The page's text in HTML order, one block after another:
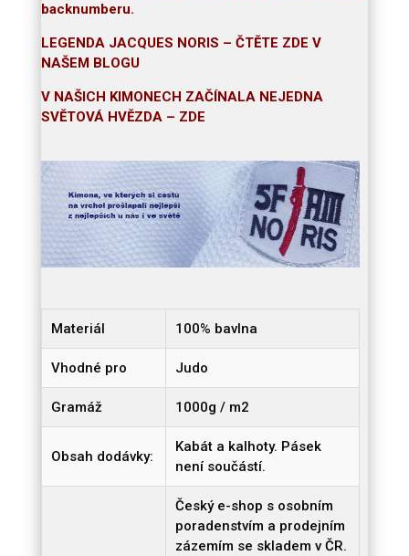
backnumberu.
LEGENDA JACQUES NORIS – ČTĚTE ZDE V
NAŠEM BLOGU
V NAŠICH KIMONECH ZAČÍNALA NEJEDNA
SVĚTOVÁ HVĚZDA – ZDE
Materiál 100% bavlna
Vhodné pro Judo
Gramáž 1000g / m2
Obsah dodávky:
Kabát a kalhoty. Pásek
není součástí.
Český e-shop s osobním
poradenstvím a prodejním
zázemím se skladem v ČR.